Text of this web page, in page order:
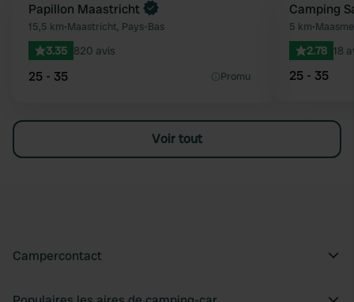
Préféré
Papillon Maastricht
15,5 km•Maastricht, Pays-Bas
3.35 820 avis
25 - 35 Promu
Camping
5 km•
2.78 18
25 - 35
Voir tout
Campercontact